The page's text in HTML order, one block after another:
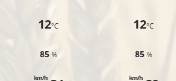
12°C
85%
km/h
12°C
85%
km/h